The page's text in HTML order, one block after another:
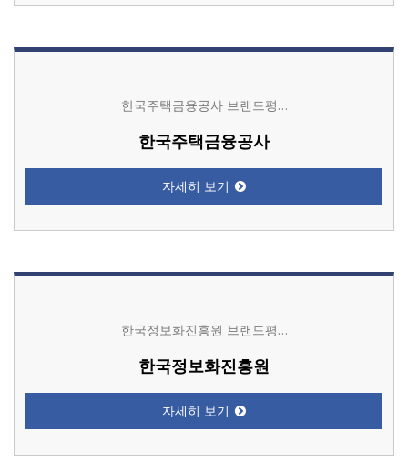
한국주택금융공사 브랜드평…
한국주택금융공사
자세히 보기
한국정보화진흥원 브랜드평…
한국정보화진흥원
자세히 보기